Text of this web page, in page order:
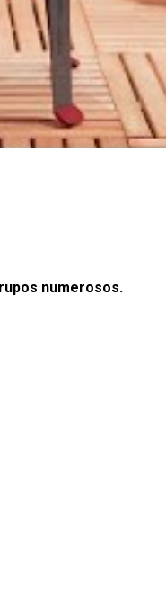
numerosos.